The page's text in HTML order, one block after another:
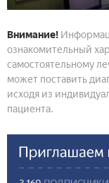
Внимание!
ознакомительный
самостоятельному
может поставить
исходя из
пациента.